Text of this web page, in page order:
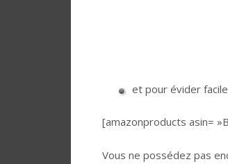
et pour évider
[amazonproducts asin=
Vous ne possédez pas